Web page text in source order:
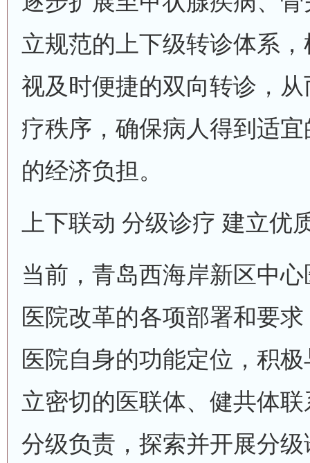
立规范的上下级转诊体系
视及时便捷的双向转诊，
疗秩序，确保病人得到适
的经济负担。
上下联动 分级诊疗 建立优
当前，青岛西海岸新区中
医院改革的各项部署和要求
医院自身的功能定位，积
立密切的医联体、健共体
分级负责，探索并开展分